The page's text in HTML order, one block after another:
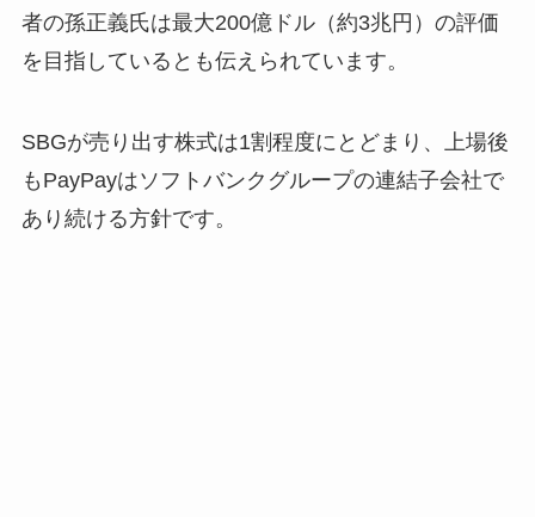
者の孫正義氏は最大200億ドル（約3兆円）の評価
を目指しているとも伝えられています。
SBGが売り出す株式は1割程度にとどまり、上場後
もPayPayはソフトバンクグループの連結子会社で
あり続ける方針です。